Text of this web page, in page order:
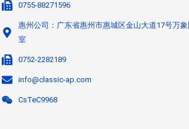
0755-88271596
惠州公司：广东省惠州市惠城区金山大道17号万
室
0752-2282189
info@classic-ap.com
CsTeC9968